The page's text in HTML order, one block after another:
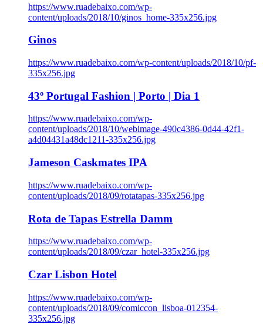
https://www.ruadebaixo.com/wp-
content/uploads/2018/10/ginos_home-335x256.jpg
Ginos
https://www.ruadebaixo.com/wp-content/uploads/2018/10/pf-
335x256.jpg
43º Portugal Fashion | Porto | Dia 1
https://www.ruadebaixo.com/wp-
content/uploads/2018/10/webimage-490c4386-0d44-42f1-
a4d04431a48dc1211-335x256.jpg
Jameson Caskmates IPA
https://www.ruadebaixo.com/wp-
content/uploads/2018/09/rotatapas-335x256.jpg
Rota de Tapas Estrella Damm
https://www.ruadebaixo.com/wp-
content/uploads/2018/09/czar_hotel-335x256.jpg
Czar Lisbon Hotel
https://www.ruadebaixo.com/wp-
content/uploads/2018/09/comiccon_lisboa-012354-
335x256.jpg